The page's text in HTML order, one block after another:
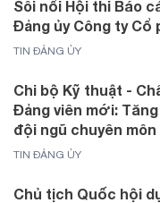
Sôi nổi Hội thi Báo
Đảng ủy Công ty Cổ
TIN ĐẢNG ỦY
Chi bộ Kỹ thuật -
Đảng viên mới:
đội ngũ chuyên môn
TIN ĐẢNG ỦY
Chủ tịch Quốc hội